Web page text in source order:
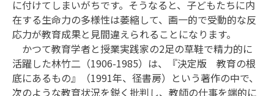
に付けてしまいがちです。そうなると、子どもたちに内
在する生命力の多様性は萎縮して、画一的で受動的な反
応力が教育成果と見間違えられることになります。
かつて教育学者と授業実践家の2足の草鞋で精力的に
活躍した林竹二（1906-1985）は、『決定版 教育の根
底にあるもの』（1991年、径書房）という著作の中で、
次のような教育状況を鋭く批判し、教師の仕事を端的に